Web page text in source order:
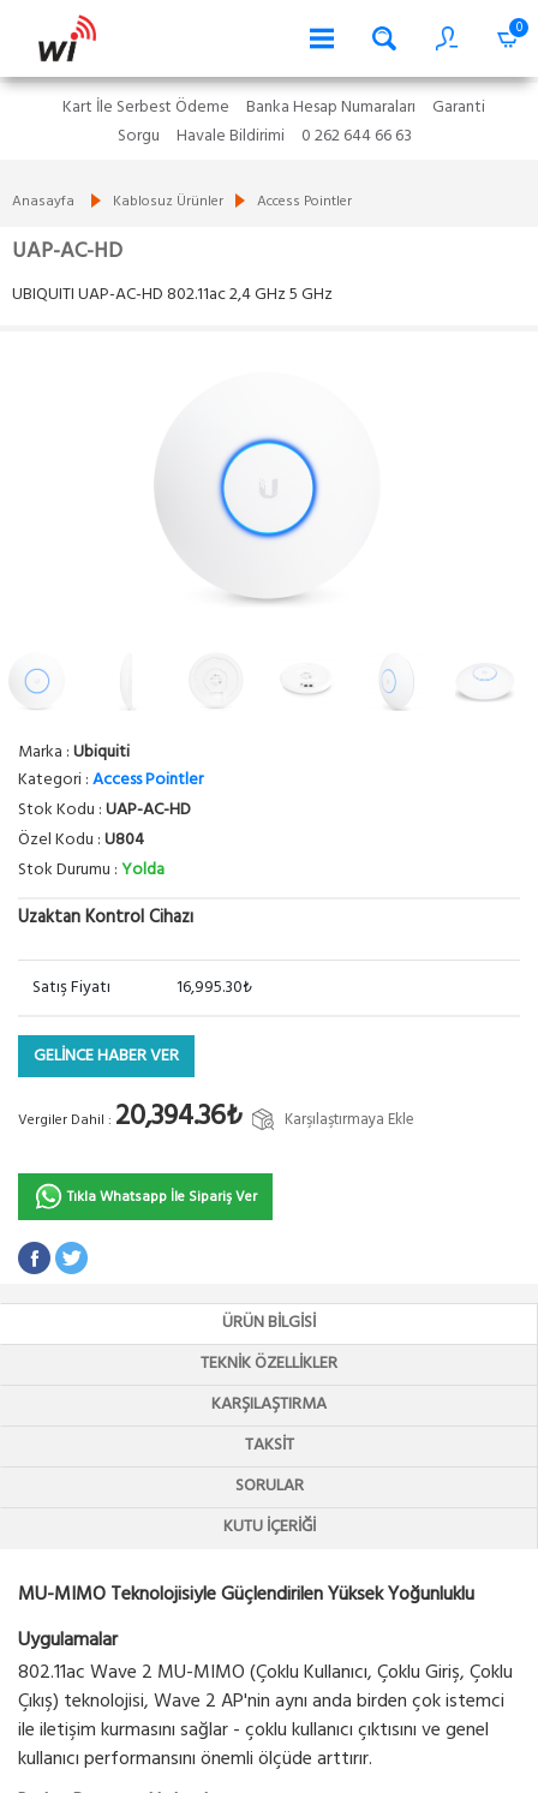
0
Kart İle Serbest Ödeme Banka Hesap Numaraları
Garanti
Sorgu
Havale Bildirimi 0 262 644 66 63
Anasayfa Kablosuz Ürünler Access Pointler
UAP-AC-HD
UBIQUITI UAP-AC-HD 802.11ac 2,4 GHz 5 GHz
Marka :Ubiquiti
Kategori :Access Pointler
Stok Kodu :UAP-AC-HD
Özel Kodu :U804
Stok Durumu :Yolda
Uzaktan Kontrol Cihazı
Satış Fiyatı 16,995.30₺
GELİNCE HABER VER
Vergiler Dahil : 20,394.36₺ Karşılaştırmaya Ekle
Tıkla Whatsapp İle Sipariş Ver
ÜRÜN BILGISI
TEKNIK ÖZELLIKLER
KARŞILAŞTIRMA
TAKSIT
SORULAR
KUTU İÇERIĞI
MU-MIMO Teknolojisiyle Güçlendirilen Yüksek Yoğunluklu
Uygulamalar
802.11ac Wave 2 MU-MIMO (Çoklu Kullanıcı, Çoklu Giriş, Çoklu
Çıkış) teknolojisi, Wave 2 AP'nin aynı anda birden çok istemci
ile iletişim kurmasını sağlar - çoklu kullanıcı çıktısını ve genel
kullanıcı performansını önemli ölçüde arttırır.